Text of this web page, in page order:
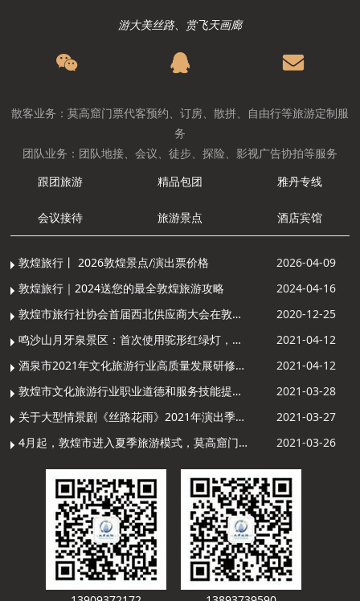
游大美丝路、赏飞天画廊
散客业务：莫高窟门票代客预约、订房、散拼、自由行等旅游定制服
务
团队业务：团队地接、会议、徒步、探险、影视广告协拍等服务
跟团旅游
精品包团 雅丹专线
会议接待 旅游景点 酒店宾馆
敦煌旅行丨 2026敦煌景点/演出票价格
2026-04-09
敦煌旅行｜2024送您的最全敦煌旅游攻略
2024-04-16
敦煌市旅行社协会首届西北供应商大会在敦煌召开
2020-12-25
鸣沙山月牙泉景区：首次使用驼形红绿灯，骆驼“看驼灯绿了”走起来
2021-04-12
酒泉市2021年文化旅游行业高质量发展研修提升培训班敦煌分训点开班
2021-04-12
敦煌市文化旅游行业职业道德和服务技能提升导游专项培训成功举办
2021-03-28
关于大型情景剧《丝路花雨》2021年演出季开演的通知
2021-03-27
4月起，敦煌市进入夏季旅游模式，莫高窟门票价格调整
2021-03-26